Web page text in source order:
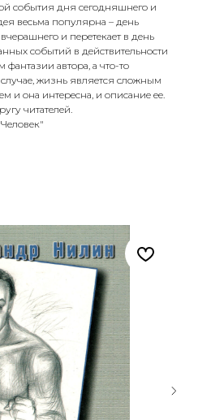
события дня сегодняшнего и
весьма популярна – день
и перетекает в день
событий в действительности
автора, а что-то
жизнь является сложным
и она интересна, и описание ее.
читателей.